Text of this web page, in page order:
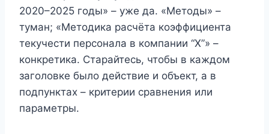
2020–2025 годы» – уже да. «Методы» –
туман; «Методика расчёта коэффициента
текучести персонала в компании “X”» –
конкретика. Старайтесь, чтобы в каждом
заголовке было действие и объект, а в
подпунктах – критерии сравнения или
параметры.